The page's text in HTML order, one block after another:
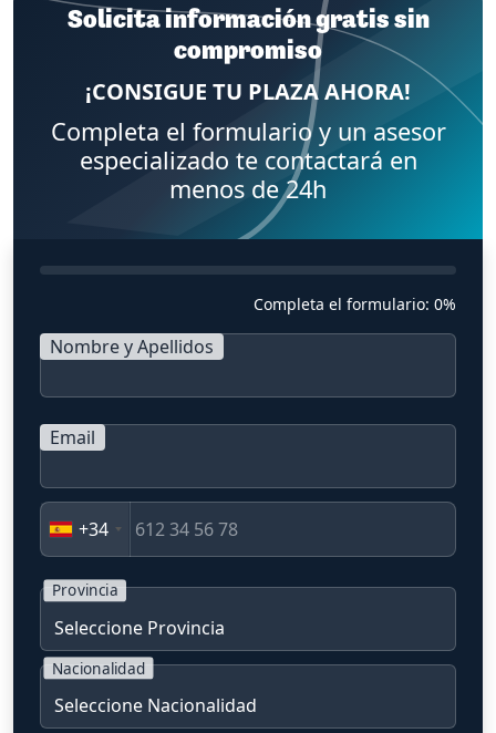
Solicita información gratis sin
compromiso
¡CONSIGUE TU PLAZA AHORA!
Completa el formulario y un asesor
especializado te contactará en
menos de 24h
Completa el formulario: 0%
Nombre y Apellidos
Email
+34
Provincia
Nacionalidad